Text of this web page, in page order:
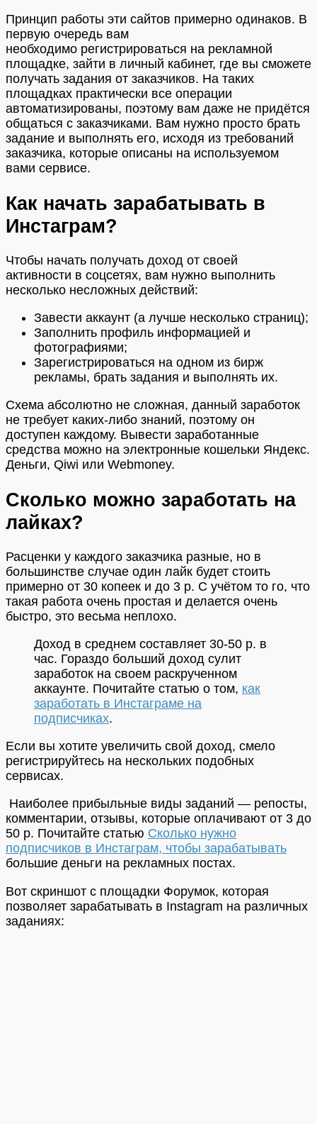
Принцип работы эти сайтов примерно одинаков. В
первую очередь вам
необходимо регистрироваться на рекламной
площадке, зайти в личный кабинет, где вы сможете
получать задания от заказчиков. На таких
площадках практически все операции
автоматизированы, поэтому вам даже не придётся
общаться с заказчиками. Вам нужно просто брать
задание и выполнять его, исходя из требований
заказчика, которые описаны на используемом
вами сервисе.
Как начать зарабатывать в
Инстаграм?
Чтобы начать получать доход от своей
активности в соцсетях, вам нужно выполнить
несколько несложных действий:
Завести аккаунт (а лучше несколько страниц);
Заполнить профиль информацией и
фотографиями;
Зарегистрироваться на одном из бирж
рекламы, брать задания и выполнять их.
Схема абсолютно не сложная, данный заработок
не требует каких-либо знаний, поэтому он
доступен каждому. Вывести заработанные
средства можно на электронные кошельки Яндекс.
Деньги, Qiwi или Webmoney.
Сколько можно заработать на
лайках?
Расценки у каждого заказчика разные, но в
большинстве случае один лайк будет стоить
примерно от 30 копеек и до 3 р. С учётом то го, что
такая работа очень простая и делается очень
быстро, это весьма неплохо.
Доход в среднем составляет 30-50 р. в
час. Гораздо больший доход сулит
заработок на своем раскрученном
аккаунте. Почитайте статью о том, как
заработать в Инстаграме на
подписчиках.
Если вы хотите увеличить свой доход, смело
регистрируйтесь на нескольких подобных
сервисах.
Наиболее прибыльные виды заданий — репосты,
комментарии, отзывы, которые оплачивают от 3 до
50 р. Почитайте статью Сколько нужно
подписчиков в Инстаграм, чтобы зарабатывать
большие деньги на рекламных постах.
Вот скриншот с площадки Форумок, которая
позволяет зарабатывать в Instagram на различных
заданиях: